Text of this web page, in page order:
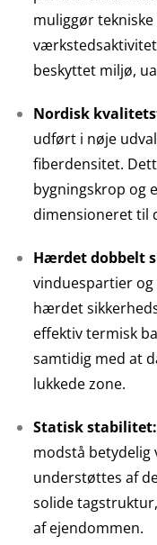
muliggør
beskyttet miljø,
Nordisk
udført i nøje
fiberdensitet.
bygningskrop og
dimensioneret til
Hærdet dobbelt
vinduespartier
hærdet
effektiv termisk
samtidig med at
lukkede zone.
Statisk stabilitet:
modstå betydelig
understøttes af
solide
af ejendommen.